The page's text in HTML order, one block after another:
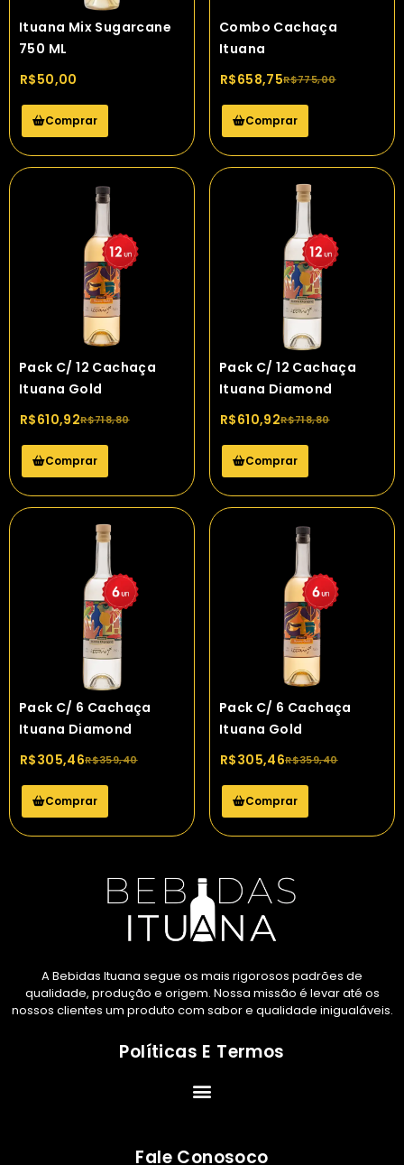
Ituana Mix Sugarcane
750 ML
R$50,00
Comprar
Combo Cachaça
Ituana
R$775,00
R$658,75
Comprar
Pack C/ 12 Cachaça
Ituana Gold
R$718,80
R$610,92
Comprar
Pack C/ 12 Cachaça
Ituana Diamond
R$718,80
R$610,92
Comprar
Pack C/ 6 Cachaça
Ituana Diamond
R$359,40
R$305,46
Comprar
Pack C/ 6 Cachaça
Ituana Gold
R$359,40
R$305,46
Comprar
A Bebidas Ituana segue os mais rigorosos padrões de
qualidade, produção e origem. Nossa missão é levar até os
nossos clientes um produto com sabor e qualidade inigualáveis.
Políticas E Termos
Fale Conosoco